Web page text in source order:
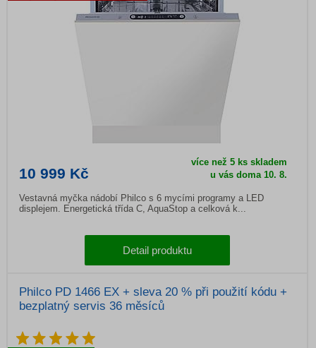
10 999 Kč
více než 5 ks skladem
u vás doma 10. 8.
Vestavná myčka nádobí Philco s 6 mycími programy a LED
displejem. Energetická třída C, AquaStop a celková k...
Detail produktu
Philco PD 1466 EX + sleva 20 % při použití kódu +
bezplatný servis 36 měsíců